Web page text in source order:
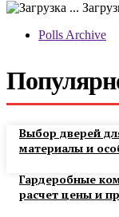
Polls Archive
Выбор дверей
материалы и
Гардеробные
расчет цены и